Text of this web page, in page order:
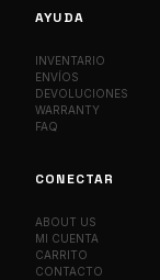
AYUDA
INVENTARIO
ENVÍOS
DEVOLUCIONES
WARRANTY
FAQ
CONECTAR
ABOUT US
MI CUENTA
CARRITO
CONTACTO